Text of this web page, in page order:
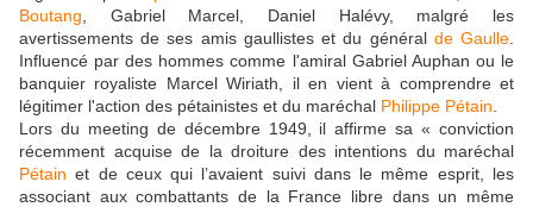
Boutang , Gabriel Marcel, Daniel Halévy, malgré les
avertissements de ses amis gaullistes et du général de Gaulle
Influencé par des hommes comme l'amiral Gabriel Auphan ou le
banquier royaliste Marcel Wiriath, il en vient à comprendre et
légitimer l'action des pétainistes et du maréchal Philippe Pétain
Lors du meeting de décembre 1949, il affirme sa « conviction
récemment acquise de la droiture des intentions du maréchal
Pétain et de ceux qui l’avaient suivi dans le même esprit, les
associant aux combattants de la France libre dans un même